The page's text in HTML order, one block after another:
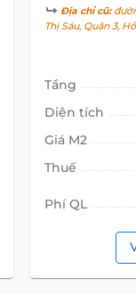
Địa chỉ cũ:
Thị Sáu, Quận 3,
Tầng
Diện tích
Giá M2
Thuế
Phí QL